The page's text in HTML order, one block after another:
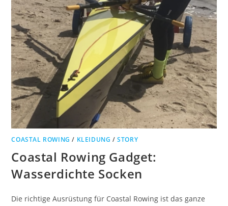
COASTAL ROWING / KLEIDUNG /STORY
Coastal Rowing Gadget:
Wasserdichte Socken
Die richtige Ausrüstung für Coastal Rowing ist das ganze